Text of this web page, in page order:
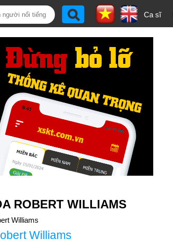
Ca sĩ
ROBERT WILLIAMS
Williams
Williams